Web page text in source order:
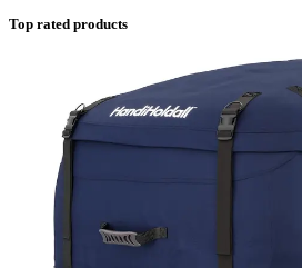
Top rated products